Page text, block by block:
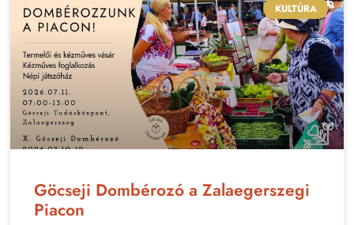
KULTÚRA
Göcseji Dombérozó a Zalaegerszegi
Piacon